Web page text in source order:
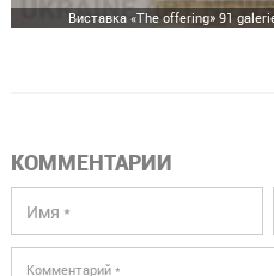
Виставка «The offering» 91
КОММЕНТАРИИ